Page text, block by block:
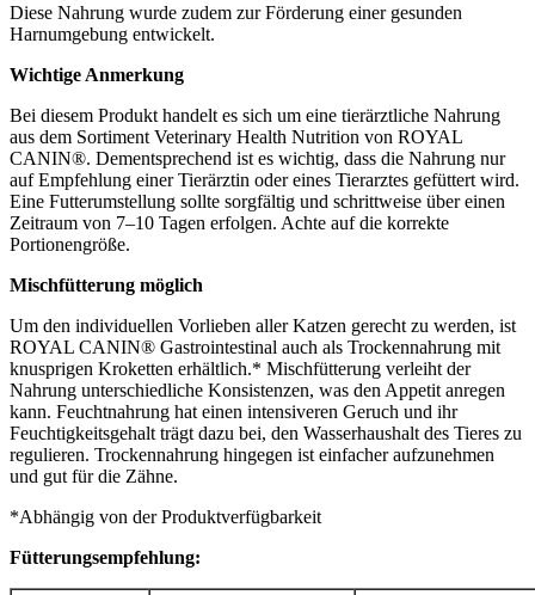
Diese Nahrung wurde zudem zur Förderung einer gesunden
Harnumgebung entwickelt.
Wichtige Anmerkung
Bei diesem Produkt handelt es sich um eine tierärztliche Nahrung
aus dem Sortiment Veterinary Health Nutrition von ROYAL
CANIN®. Dementsprechend ist es wichtig, dass die Nahrung nur
auf Empfehlung einer Tierärztin oder eines Tierarztes gefüttert wird.
Eine Futterumstellung sollte sorgfältig und schrittweise über einen
Zeitraum von 7–10 Tagen erfolgen. Achte auf die korrekte
Portionengröße.
Mischfütterung möglich
Um den individuellen Vorlieben aller Katzen gerecht zu werden, ist
ROYAL CANIN® Gastrointestinal auch als Trockennahrung mit
knusprigen Kroketten erhältlich.* Mischfütterung verleiht der
Nahrung unterschiedliche Konsistenzen, was den Appetit anregen
kann. Feuchtnahrung hat einen intensiveren Geruch und ihr
Feuchtigkeitsgehalt trägt dazu bei, den Wasserhaushalt des Tieres zu
regulieren. Trockennahrung hingegen ist einfacher aufzunehmen
und gut für die Zähne.
*Abhängig von der Produktverfügbarkeit
Fütterungsempfehlung: